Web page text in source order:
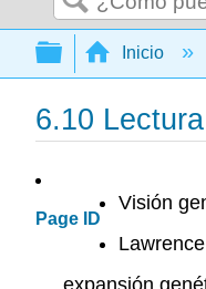
Buscar
Expandir/
Inicio
6.10
Page ID
Visión